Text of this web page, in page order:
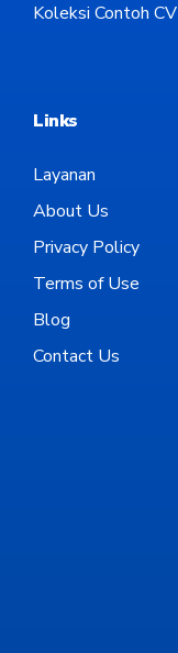
Koleksi Contoh CV
Links
Layanan
About Us
Privacy Policy
Terms of Use
Blog
Contact Us